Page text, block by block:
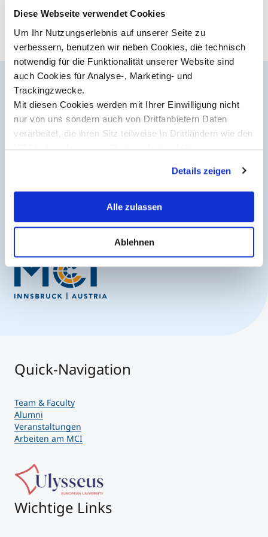
Diese Webseite verwendet Cookies
Um Ihr Nutzungserlebnis auf unserer Seite zu
verbessern, benutzen wir neben Cookies, die technisch
notwendig für die Funktionalität unserer Website sind
auch Cookies für Analyse-, Marketing- und
Trackingzwecke.
Mit diesen Cookies werden mit Ihrer Einwilligung nicht
nur von uns sondern auch von Drittanbietern Daten
verarbeitet, die ihren Sitz teilweise in Drittländern wie den
erklären Ihnen genau, was eine Datenübermittlung in die
USA bedeuten kann.
Details zeigen
Alle zulassen
Ablehnen
Executive Education Finder
Der MCI Newsletter
entscheidenden Schritt voraus.
Jetzt anmelden
Quick-Navigation
Team & Faculty
Alumni
Veranstaltungen
Arbeiten am MCI
Wichtige Links